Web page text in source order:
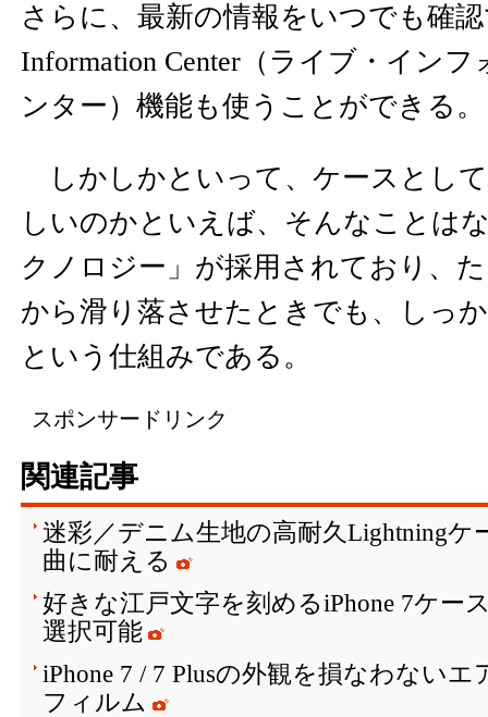
さらに、最新の情報をいつでも確
Information Center（ライブ・イン
ンター）機能も使うことができる。
しかしかといって、ケースとし
しいのかといえば、そんなことは
クノロジー」が採用されており、
から滑り落させたときでも、しっ
という仕組みである。
スポンサードリンク
関連記事
迷彩／デニム生地の高耐久Lightning
曲に耐える
好きな江戸文字を刻めるiPhone 7ケ
選択可能
iPhone 7 / 7 Plusの外観を損なわない
フィルム